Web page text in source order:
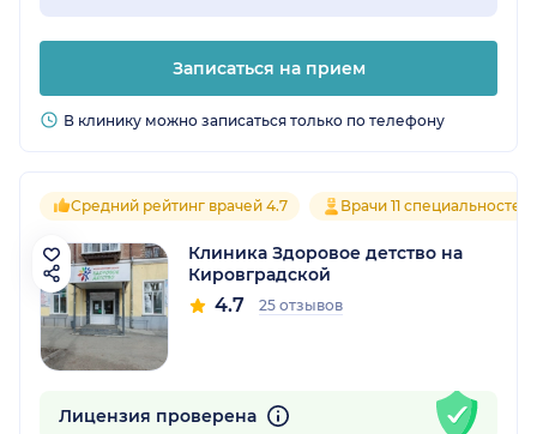
Записаться на прием
В клинику можно записаться только по телефону
Средний рейтинг врачей 4.7 Врачи 11 специальностей
Клиника Здоровое детство на
Кировградской
4.7 25 отзывов
Лицензия проверена